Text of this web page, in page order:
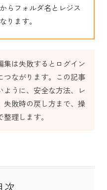
らフォルダ名とレジス
ります。
集は失敗するとログイン
つながります。この記事
ように、安全な方法、レ
失敗時の戻し方まで、操
理します。
次